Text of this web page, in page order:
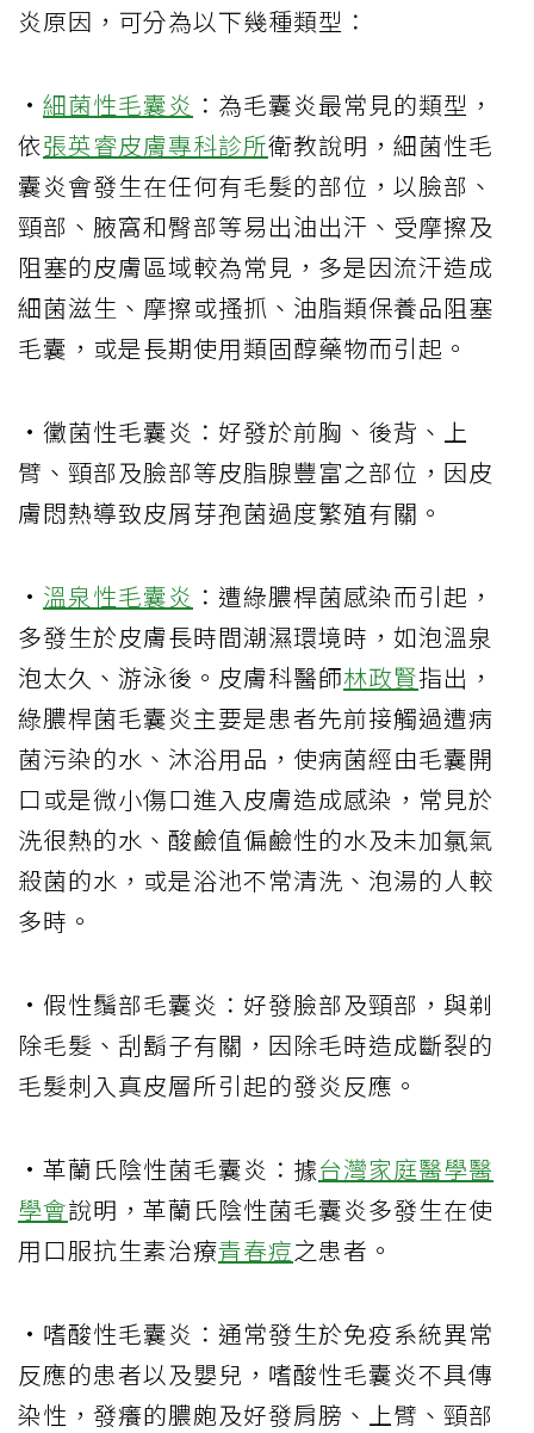
炎原因，可分為以下幾種類型：
· 細菌性毛囊炎 ：為毛囊炎最常見的類型，
依張英睿皮膚專科診所衛教說明，細菌性毛
囊炎會發生在任何有毛髮的部位，以臉部、
頸部、腋窩和臀部等易出油出汗、受摩擦及
阻塞的皮膚區域較為常見，多是因流汗造成
細菌滋生、摩擦或搔抓、油脂類保養品阻塞
毛囊，或是長期使用類固醇藥物而引起。
·黴菌性毛囊炎：好發於前胸、後背、上
臂、頸部及臉部等皮脂腺豐富之部位，因皮
膚悶熱導致皮屑芽孢菌過度繁殖有關。
· 溫泉性毛囊炎 ：遭綠膿桿菌感染而引起，
多發生於皮膚長時間潮濕環境時，如泡溫泉
泡太久、游泳後。皮膚科醫師林政賢指出，
綠膿桿菌毛囊炎主要是患者先前接觸過遭病
菌污染的水、沐浴用品，使病菌經由毛囊開
口或是微小傷口進入皮膚造成感染，常見於
洗很熱的水、酸鹼值偏鹼性的水及未加氯氣
殺菌的水，或是浴池不常清洗、泡湯的人較
多時。
·假性鬚部毛囊炎：好發臉部及頸部，與剃
除毛髮、刮鬍子有關，因除毛時造成斷裂的
毛髮刺入真皮層所引起的發炎反應。
·革蘭氏陰性菌毛囊炎：據台灣家庭醫學醫
學會說明，革蘭氏陰性菌毛囊炎多發生在使
用口服抗生素治療青春痘之患者。
·嗜酸性毛囊炎：通常發生於免疫系統異常
反應的患者以及嬰兒，嗜酸性毛囊炎不具傳
染性，發癢的膿皰及好發肩膀、上臂、頸部